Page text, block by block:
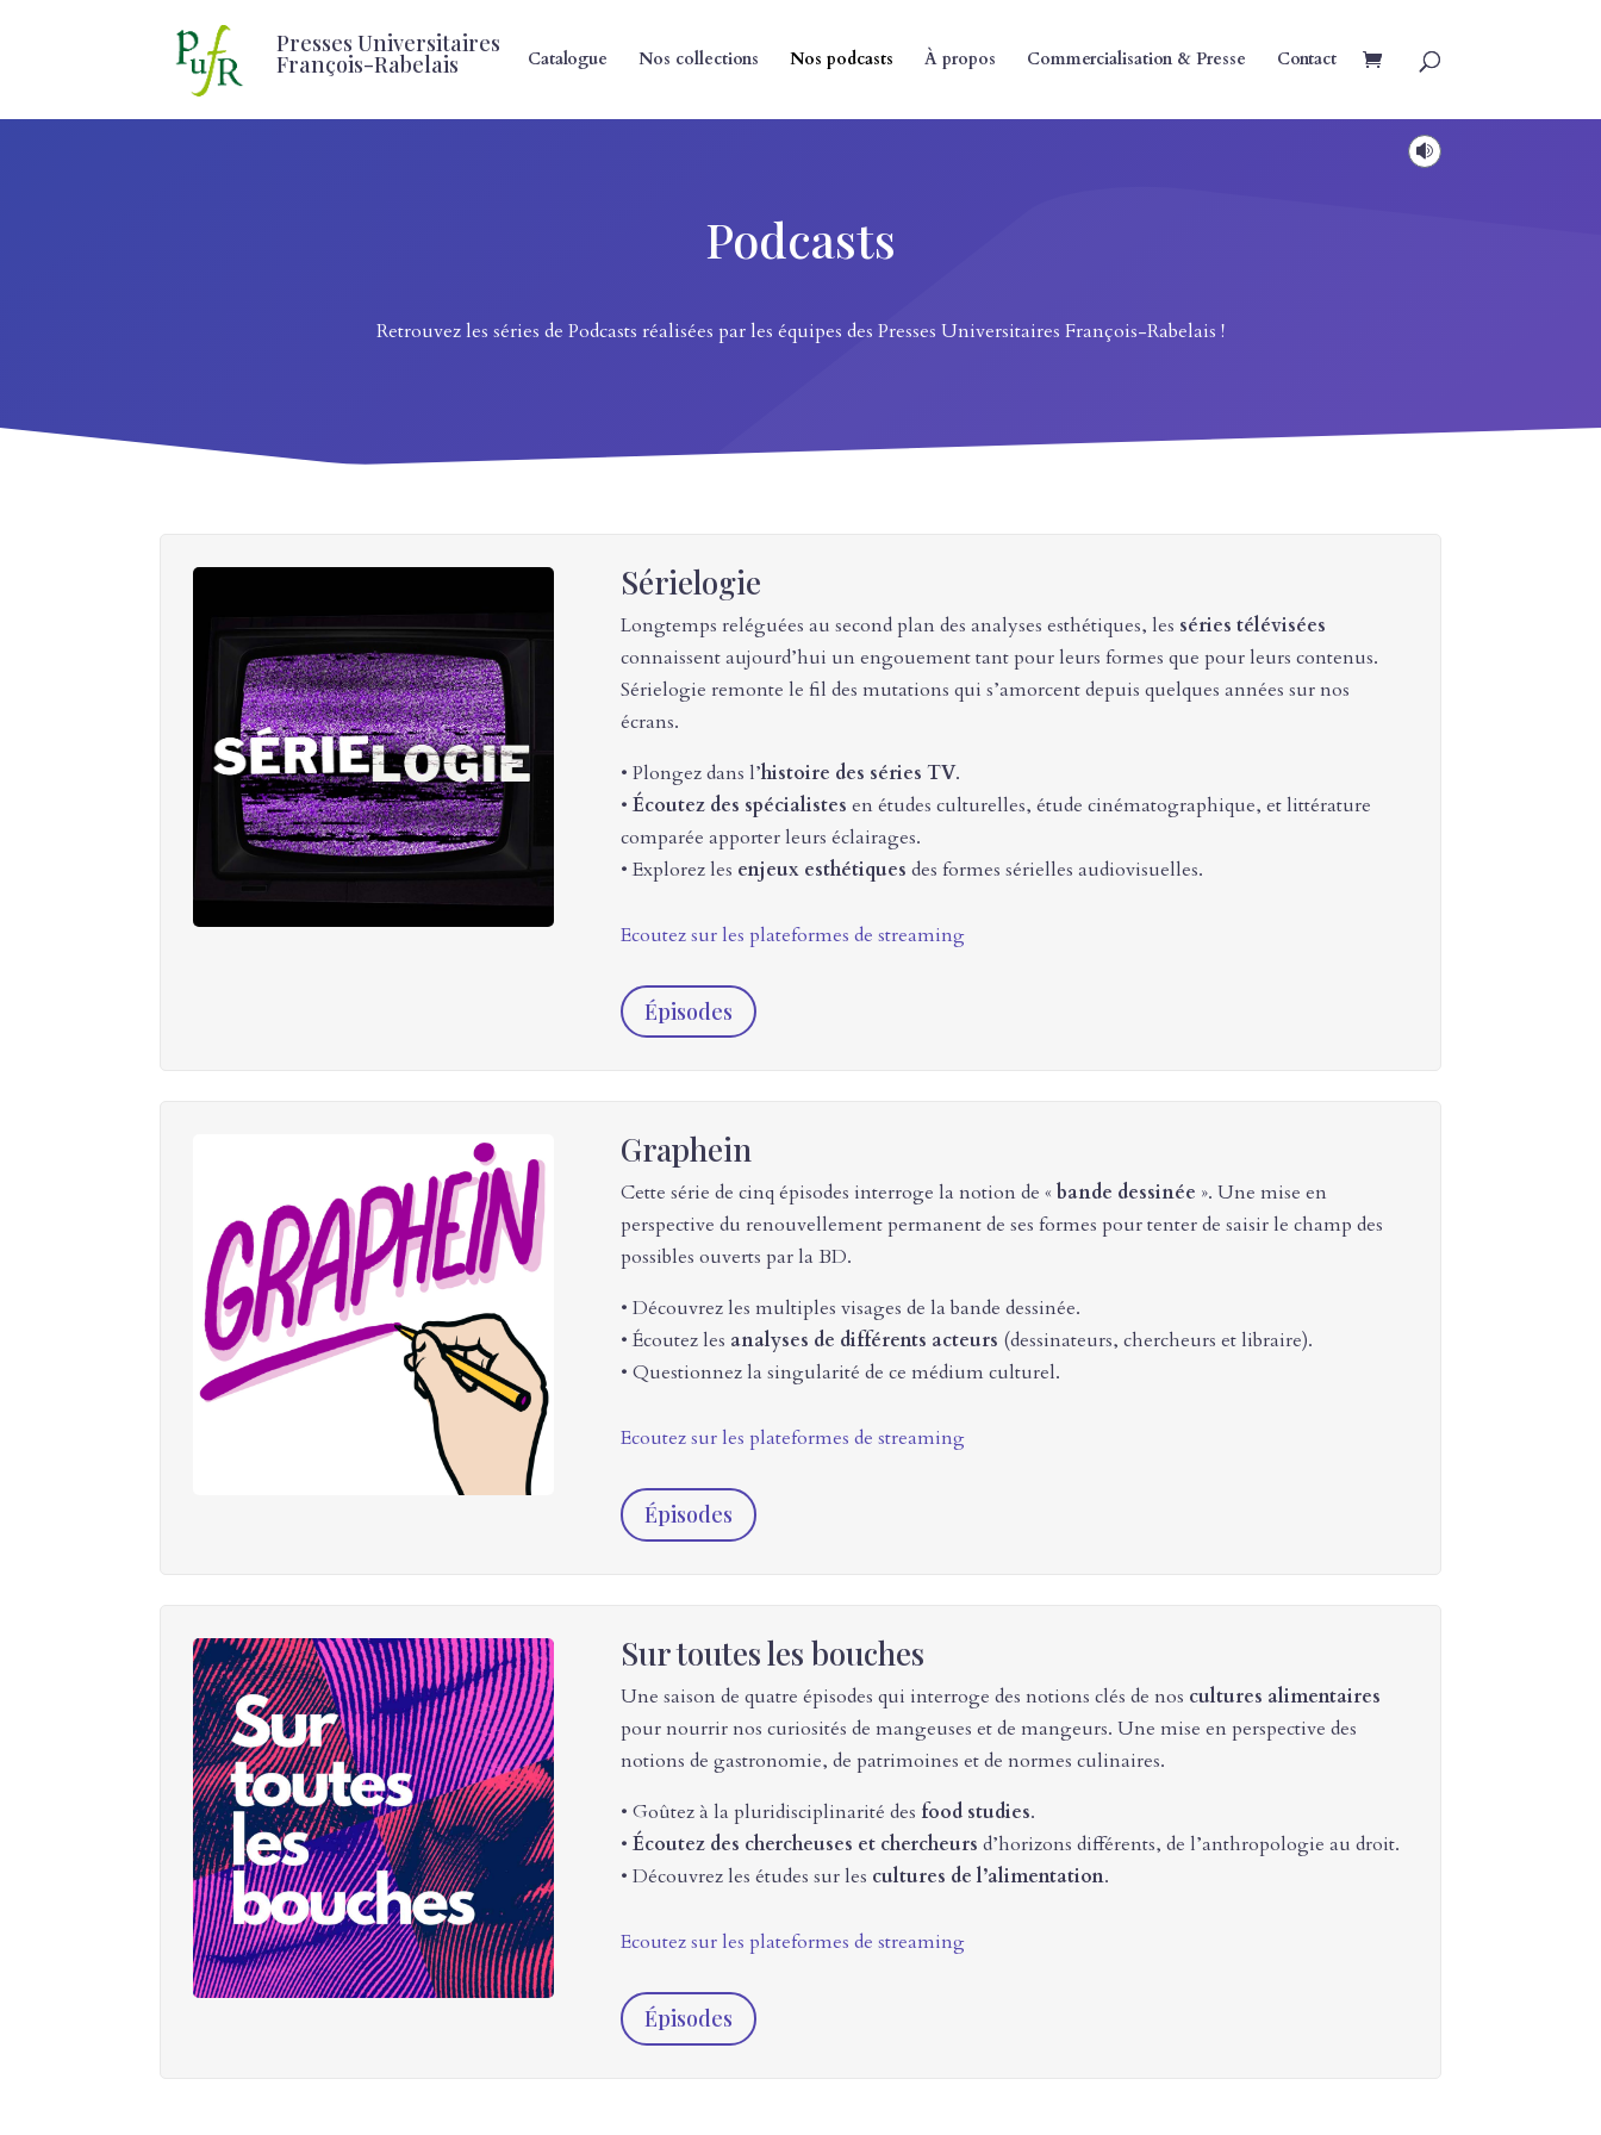
Presses Universitaires
François-Rabelais Catalogue Nos collections Nos podcasts À propos Commercialisation & Presse Contact

Podcasts
Retrouvez les séries de Podcasts réalisées par les équipes des Presses Universitaires François-Rabelais !
Sérielogie
Longtemps reléguées au second plan des analyses esthétiques, les séries télévisées
connaissent aujourd’hui un engouement tant pour leurs formes que pour leurs contenus.
Sérielogie remonte le fil des mutations qui s’amorcent depuis quelques années sur nos
écrans.
• Plongez dans l’histoire des séries TV.
• Écoutez des spécialistes en études culturelles, étude cinématographique, et littérature
comparée apporter leurs éclairages.
• Explorez les enjeux esthétiques des formes sérielles audiovisuelles.
Ecoutez sur les plateformes de streaming
Épisodes
Graphein
Cette série de cinq épisodes interroge la notion de « bande dessinée ». Une mise en
perspective du renouvellement permanent de ses formes pour tenter de saisir le champ des
possibles ouverts par la BD.
• Découvrez les multiples visages de la bande dessinée.
• Écoutez les analyses de différents acteurs (dessinateurs, chercheurs et libraire).
• Questionnez la singularité de ce médium culturel.
Ecoutez sur les plateformes de streaming
Épisodes
Sur toutes les bouches
Une saison de quatre épisodes qui interroge des notions clés de nos cultures alimentaires
pour nourrir nos curiosités de mangeuses et de mangeurs. Une mise en perspective des
notions de gastronomie, de patrimoines et de normes culinaires.
• Goûtez à la pluridisciplinarité des food studies.
• Écoutez des chercheuses et chercheurs d’horizons différents, de l’anthropologie au droit.
• Découvrez les études sur les cultures de l’alimentation.
Ecoutez sur les plateformes de streaming
Épisodes